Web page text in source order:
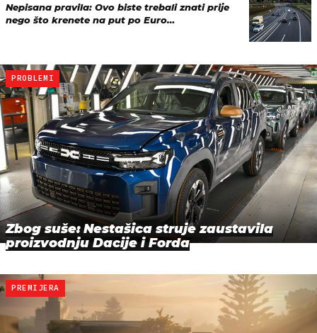
Nepisana pravila: Ovo biste trebali znati prije
nego što krenete na put po Euro…
PROBLEMI
Zbog suše: Nestašica struje zaustavila
proizvodnju Dacije i Forda
PREMIJERA